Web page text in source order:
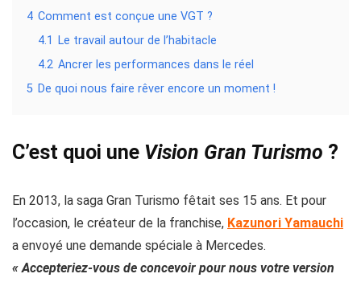
4 Comment est conçue une VGT ?
4.1
Le travail autour de l’habitacle
4.2 Ancrer les performances dans le réel
5 De quoi nous faire rêver encore un moment !
C’est quoi une Vision Gran Turismo ?
En 2013, la saga Gran Turismo fêtait ses 15 ans. Et pour
l’occasion, le créateur de la franchise, Kazunori Yamauchi
a envoyé une demande spéciale à Mercedes.
« Accepteriez-vous de concevoir pour nous votre version